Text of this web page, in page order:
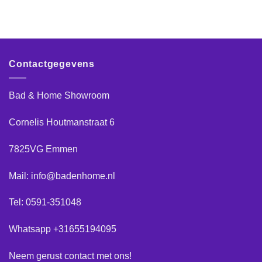
Contactgegevens
Bad & Home Showroom
Cornelis Houtmanstraat 6
7825VG Emmen
Mail: info@badenhome.nl
Tel: 0591-351048
Whatsapp +31655194095
Neem gerustcontactmet ons!